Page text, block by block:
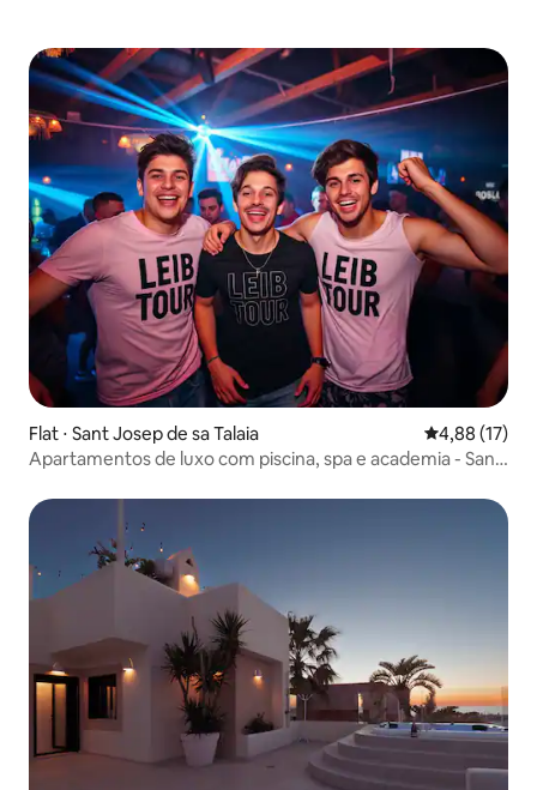
Flat ⋅ Sant Josep de sa Talaia 4,88 de uma
4,88 (17)
Apartamentos de luxo com piscina, spa e academia - San